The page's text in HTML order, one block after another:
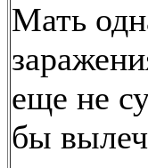
Мать
еще не
бы